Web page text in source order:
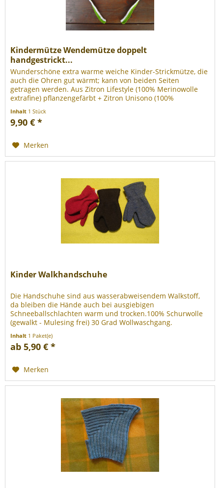
Kindermütze Wendemütze doppelt
handgestrickt...
Wunderschöne extra warme weiche Kinder-Strickmütze, die
auch die Ohren gut wärmt; kann von beiden Seiten
getragen werden. Aus Zitron Lifestyle (100% Merinowolle
extrafine) pflanzengefärbt + Zitron Unisono (100%
Inhalt 1 Stück
9,90 € *
Merken
Kinder Walkhandschuhe
Die Handschuhe sind aus wasserabweisendem Walkstoff,
da bleiben die Hände auch bei ausgiebigen
Schneeballschlachten warm und trocken.100% Schurwolle
(gewalkt - Mulesing frei) 30 Grad Wollwaschgang.
Inhalt 1 Paket(e)
ab 5,90 € *
Merken